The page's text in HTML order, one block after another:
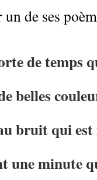
de ses
de temps
belles
bruit qui
une minute